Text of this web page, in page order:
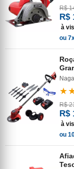
R$
R$
à
ou
R$
R$
à
ou